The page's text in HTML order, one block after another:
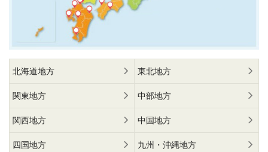
北海道地方 東北地方
関東地方 中部地方
関西地方 中国地方
四国地方 九州・沖縄地方